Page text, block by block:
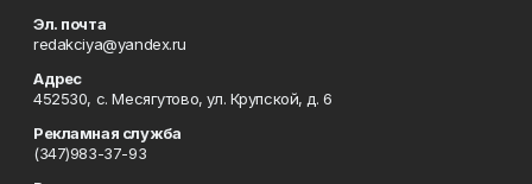
Эл. почта
redakciya@yandex.ru
Адрес
452530, с. Месягутово, ул. Крупской, д. 6
Рекламная служба
(347)983-37-93